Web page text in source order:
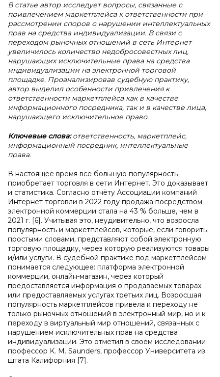
В статье автор исследует вопросы, связанные с
привлечением маркетплейса к ответственности при
рассмотрении споров о нарушении интеллектуальных
прав на средства индивидуализации. В связи с
переходом рыночных отношений в сеть Интернет
увеличилось количество недобросовестных лиц,
нарушающих исключительные права на средства
индивидуализации на электронной торговой
площадке. Проанализировав судебную практику,
автор выделил особенности привлечения к
ответственности маркетплейса как в качестве
информационного посредника, так и в качестве лица,
нарушающего исключительное право.
Ключевые слова:ответственность, маркетплейс,
информационный посредник, интеллектуальные
права.
В настоящее время все большую популярность
приобретает торговля в сети Интернет. Это доказывает
и статистика. Согласно отчёту Ассоциации компаний
Интернет-торговли в 2022 году продажа посредством
электронной коммерции стала на 43 % больше, чем в
2021 г. [6]. Учитывая это, неудивительно, что возросла
популярность и маркетплейсов, которые, если говорить
простыми словами, представляют собой электронную
торговую площадку, через которую реализуются товары
и/или услуги. В судебной практике под маркетплейсом
понимается следующее: платформа электронной
коммерции, онлайн-магазин, через который
предоставляется информация о продаваемых товарах
или предоставляемых услугах третьих лиц. Возросшая
популярность маркетплейсов привела к переходу не
только рыночных отношений в электронный мир, но и к
переходу в виртуальный мир отношений, связанных с
нарушением исключительных прав на средства
индивидуализации. Это отметил в своём исследовании
профессор K. M. Saunders, профессор Университета из
штата Калифорния [7].